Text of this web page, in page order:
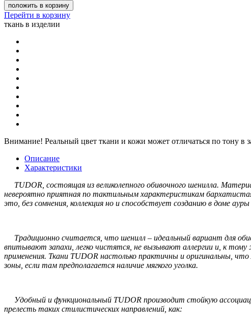
положить в корзину
Перейти в корзину
ткань в изделии
Внимание! Реальный цвет ткани и кожи может отличаться по тону в
Описание
Характеристики
TUDOR, состоящая из великолепного обивочного шенилла.
невероятно приятная по тактильным характеристикам
это, без сомнения, коллекция но и способствует созданию в доме
Традиционно считается, что шенилл – идеальный вариант для
впитывают запахи, легко чистятся, не вызывают аллергии и, к
применения. Ткани TUDOR настолько практичны и оригинальны,
зоны, если там предполагается наличие мягкого уголка.
Удобный и функциональный TUDOR производит стойкую
прелесть таких стилистических направлений, как: